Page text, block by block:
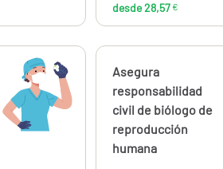
desde 28,57 €
€
Calcúlalo ahora
Asegura
responsabilidad
civil de biólogo de
reproducción
humana